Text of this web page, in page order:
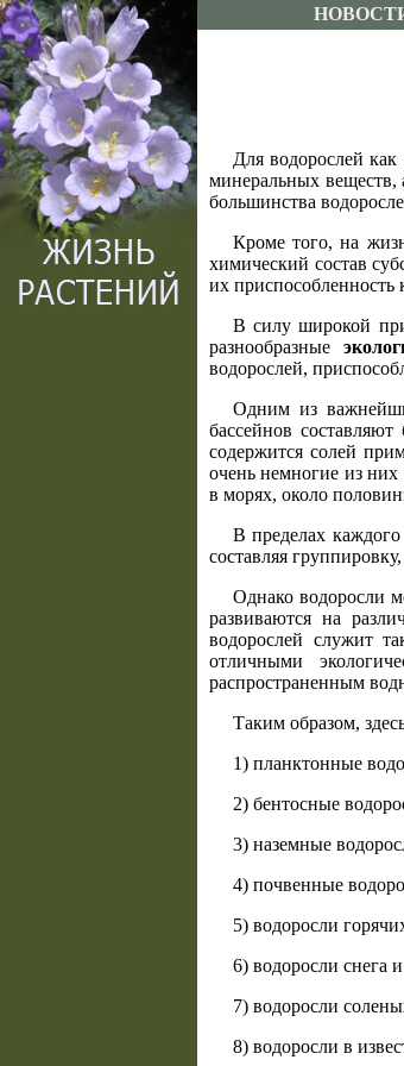
Для водорослей
минеральных веществ,
большинства
Кроме того, на
химический состав
их
В силу широкой
разнообразные
водорослей,
Одним из
бассейнов
содержится солей
очень немногие из
в морях, около
В пределах
составляя
Однако водоросли
развиваются на
водорослей служит
отличными
распространенным
Таким образом,
1) планктонные
2) бентосные
3) наземные
4) почвенные
5) водоросли
6) водоросли снега
7) водоросли
8) водоросли в